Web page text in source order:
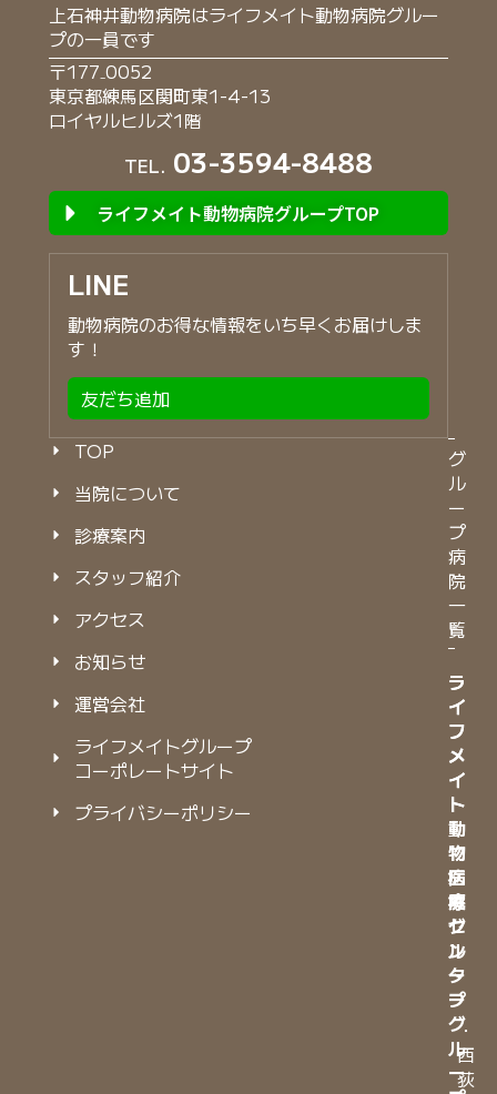
上石神井動物病院はライフメイト動物病院グルー
プの一員です
〒177₋0052
東京都練馬区関町東1-4-13
ロイヤルヒルズ1階
TEL. 03-3594-8488
ライフメイト動物病院グループTOP
LINE
動物病院のお得な情報をいち早くお届けしま
す！
友だち追加
TOP
当院について
診療案内
スタッフ紹介
アクセス
お知らせ
運営会社
ライフメイトグループ
コーポレートサイト
プライバシーポリシー
グ
ル
ー
プ
病
院
一
覧
ラ
イ
フ
メ
イ
ト
動
物
病
院
グ
ル
ー
プ
・
西
荻
ラ
イ
フ
メ
イ
ト
動
物
医
療
セ
ン
タ
ー
グ
ル
ー